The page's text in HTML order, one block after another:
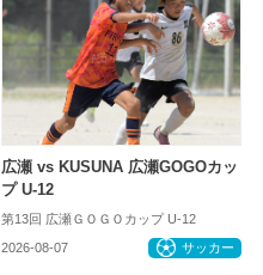
広瀬 vs KUSUNA 広瀬GOGOカッ
プ U-12
第13回 広瀬ＧＯＧＯカップ U-12
2026-08-07 サッカー